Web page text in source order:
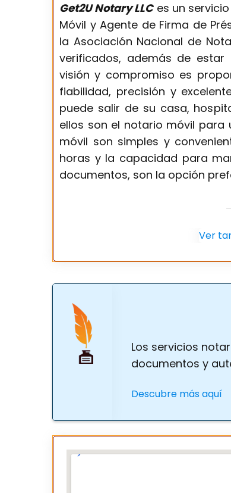
Get2U Notary LLCes un
Móvil y Agente de Firma de
la Asociación Nacional de
verificados, además de estar
visión y compromiso es
fiabilidad, precisión y
puede salir de su casa,
ellos son el notario móvil para
móvil son simples y
horas y la capacidad para
documentos, son la opción
Ver
Los servicios
documentos y
Descubre más aquí